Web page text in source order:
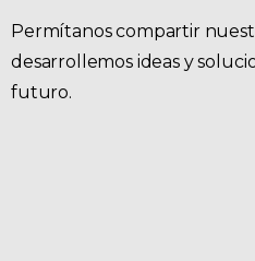
Permítanos compartir
desarrollemos ideas y
futuro.